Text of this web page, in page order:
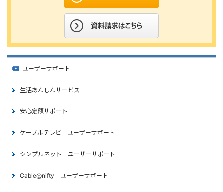
ユーザーサポート
生活あんしんサービス
安心定額サポート
ケーブルテレビ ユーザーサポート
シンプルネット ユーザーサポート
Cable@nifty ユーザーサポート